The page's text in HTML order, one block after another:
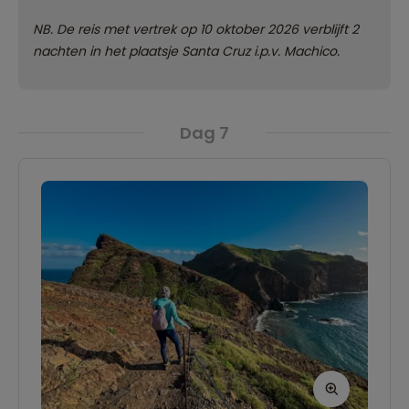
NB. De reis met vertrek op 10 oktober 2026 verblijft 2
nachten in het plaatsje Santa Cruz i.p.v. Machico.
Dag 7